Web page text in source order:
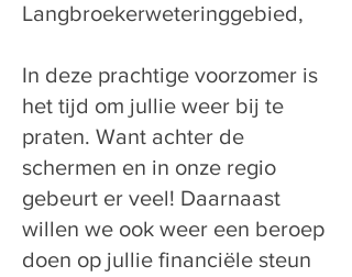
Langbroekerweteringgebied,
In deze prachtige voorzomer is
het tijd om jullie weer bij te
praten. Want achter de
schermen en in onze regio
gebeurt er veel! Daarnaast
willen we ook weer een beroep
doen op jullie financiële steun